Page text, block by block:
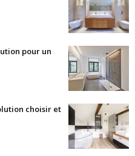
pour un
choisir et